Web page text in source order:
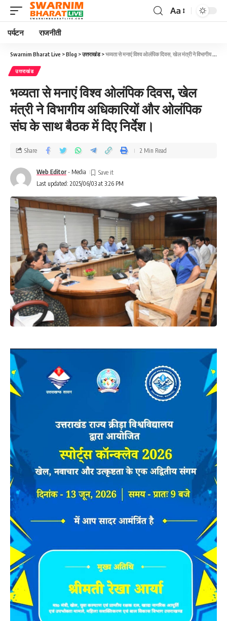
Aa
पर्यटन राजनीती
Swarnim Bharat Live >Blog >उत्तराखंड>भव्यता से मनाएं विश्व ओलंपिक दिवस, खेल मंत्री ने विभागीय अधिकारियों और ओलंपिक संघ के साथ बैठक में दिए निर्देश।
उत्तराखंड
भव्यता से मनाएं विश्व ओलंपिक दिवस, खेल
मंत्री ने विभागीय अधिकारियों और ओलंपिक
संघ के साथ बैठक में दिए निर्देश।
Last updated: 2025/06/03 at 3:26 PM
Web Editor - Media
Share 2 Min Read